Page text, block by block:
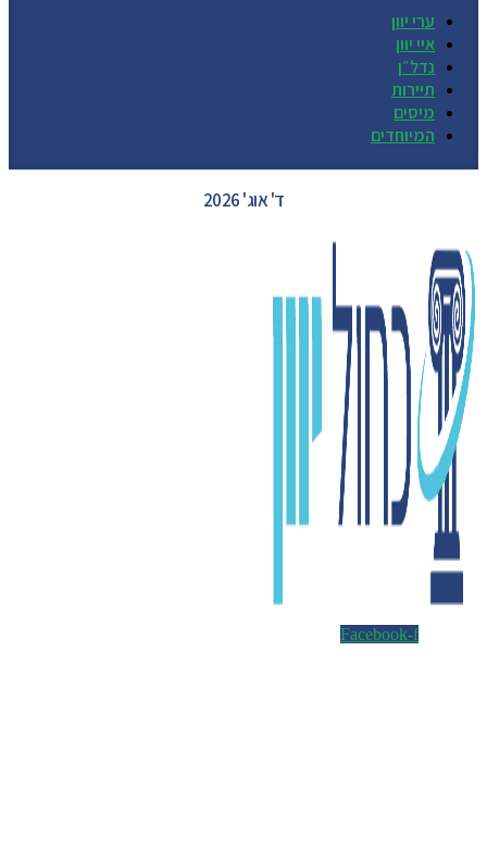
ערי יוון
איי יוון
נדל״ן
תיירות
מיסים
המיוחדים
ד' אוג' 2026
Facebook-f